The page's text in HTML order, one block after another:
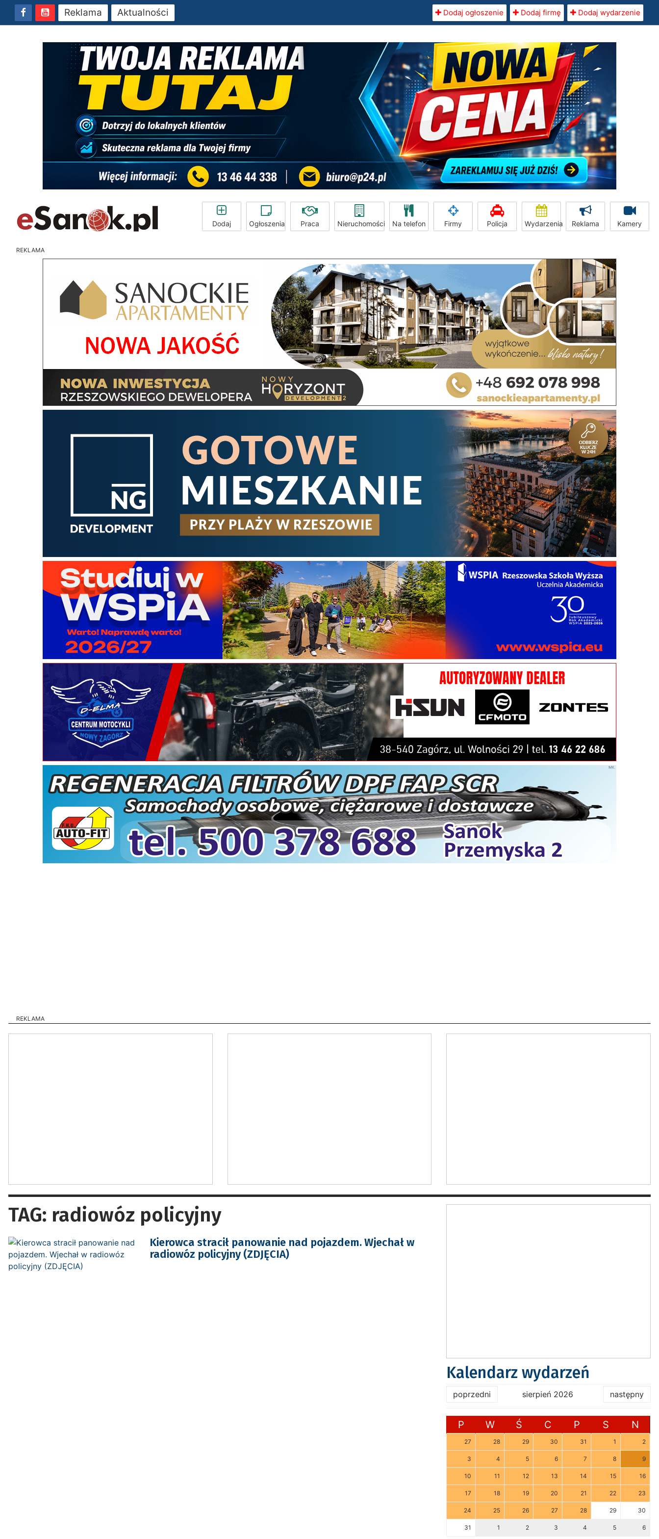
Reklama Aktualności Dodaj ogłoszenie Dodaj firmę Dodaj wydarzenie
Dodaj Ogłoszenia Praca Nieruchomości Na telefon Firmy Policja Wydarzenia Reklama Kamery
REKLAMA
REKLAMA
TAG: radiowóz policyjny
Kierowca stracił panowanie nad pojazdem. Wjechał w
radiowóz policyjny (ZDJĘCIA)
Kalendarz wydarzeń
poprzedni sierpień 2026 następny
P W Ś C P S N
27 28 29 30 31 1 2
3 4 5 6 7 8 9
10 11 12 13 14 15 16
17 18 19 20 21 22 23
24 25 26 27 28 29 30
31 1 2 3 4 5 6